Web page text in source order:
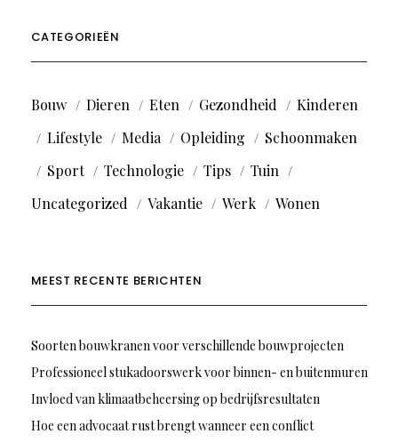
CATEGORIEËN
Bouw Dieren Eten Gezondheid
Kinderen
Lifestyle
Media Opleiding
Schoonmaken
Sport
Technologie Tips
Tuin
Uncategorized
Vakantie Werk Wonen
MEEST RECENTE BERICHTEN
Soorten bouwkranen voor verschillende bouwprojecten
Professioneel stukadoorswerk voor binnen- en buitenmuren
Invloed van klimaatbeheersing op bedrijfsresultaten
Hoe een advocaat rust brengt wanneer een conflict